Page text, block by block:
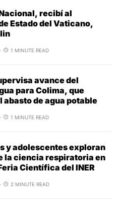
recibí al
Estado del Vaticano,
1 MINUTE READ
avance del
para Colima, que
abasto de agua potable
1 MINUTE READ
y adolescentes exploran
la ciencia respiratoria en
Científica del INER
2 MINUTE READ